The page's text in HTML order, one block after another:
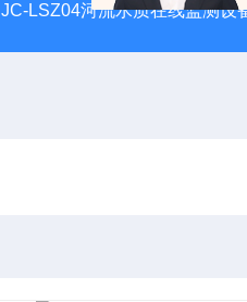
JC-LSZ04河流水质在线监测设